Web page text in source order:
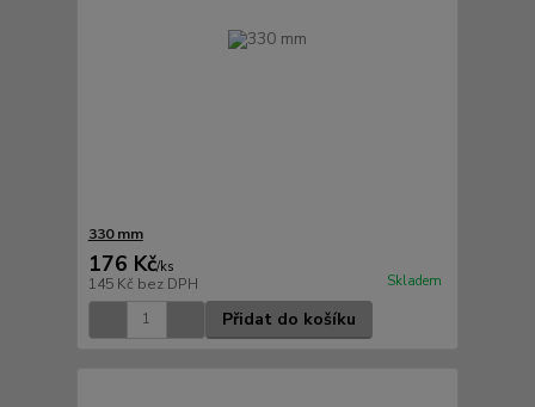
330 mm
176 Kč/ks
145 Kč bez DPH Skladem
Přidat do košíku